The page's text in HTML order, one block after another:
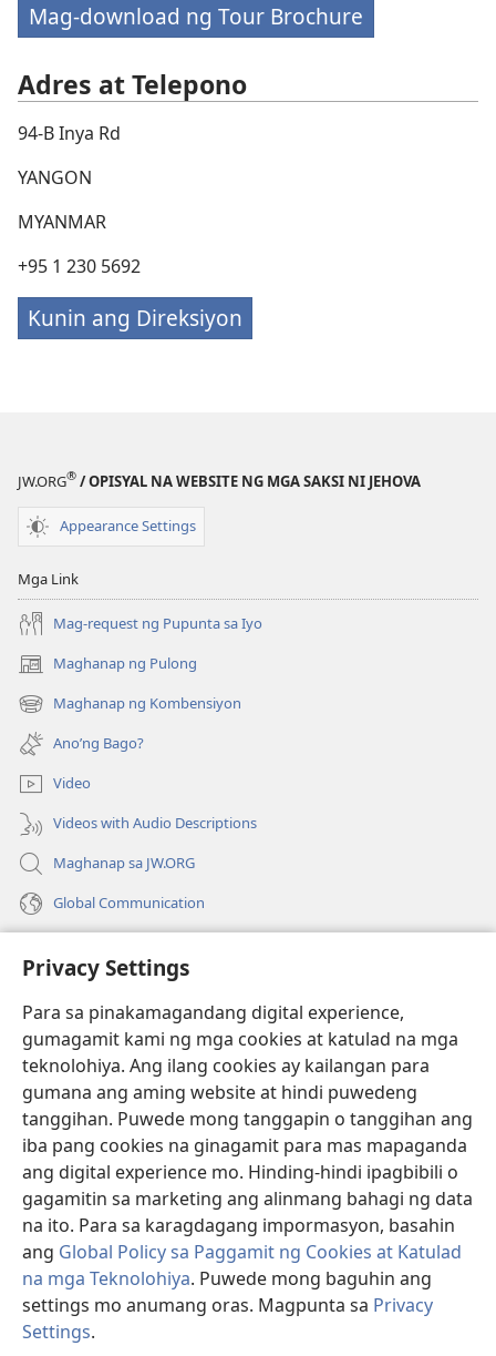
Privacy Settings
Para sa pinakamagandang digital experience,
gumagamit kami ng mga cookies at katulad na mga
teknolohiya. Ang ilang cookies ay kailangan para
gumana ang aming website at hindi puwedeng
tanggihan. Puwede mong tanggapin o tanggihan ang
iba pang cookies na ginagamit para mas mapaganda
ang digital experience mo. Hinding-hindi ipagbibili o
gagamitin sa marketing ang alinmang bahagi ng data
na ito. Para sa karagdagang impormasyon, basahin
ang Global Policy sa Paggamit ng Cookies at Katulad
na mga Teknolohiya. Puwede mong baguhin ang
settings mo anumang oras. Magpunta sa Privacy
Settings.
Mag-download ng Tour Brochure
Adres at Telepono
94-B Inya Rd
YANGON
MYANMAR
+95 1 230 5692
Kunin ang Direksiyon
JW.ORG® / OPISYAL NA WEBSITE NG MGA SAKSI NI JEHOVA
Appearance Settings
Mga Link
Mag-request ng Pupunta sa Iyo
Maghanap ng Pulong
(may
bubukas
na
bagong
window)
Maghanap ng Kombensiyon
(may
bubukas
na
bagong
window)
Ano’ng Bago?
Video
Videos with Audio Descriptions
Maghanap sa JW.ORG
Global Communication
(may
na
bagong
window)
Watchtower ONLINE LIBRARY™
(may
bubukas
na
bagong
window)
JW Hub ®
(may
bubukas
bagong
window)
JW Library ®
Watchtower Library®
Copyright© 2026 Watch Tower Bible and Tract Society of Pennsylvania.
KASUNDUAN SA PAGGAMIT